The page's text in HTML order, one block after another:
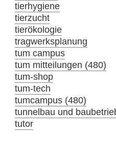
tierhygiene
tierzucht
tierökologie
tragwerksplanung
tum campus
tum mitteilungen (480)
tum-shop
tum-tech
tumcampus (480)
tunnelbau und
tutor